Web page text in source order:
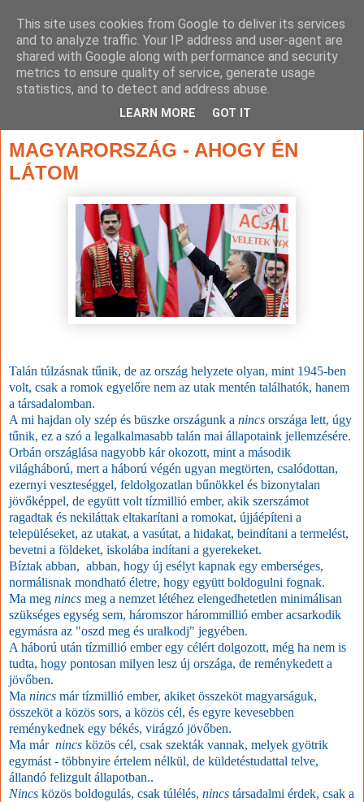
MAGYARORSZÁG - AHOGY ÉN
LÁTOM
Talán túlzásnak tűnik, de az ország helyzete olyan, mint 1945-ben
volt, csak a romok egyelőre nem az utak mentén találhatók, hanem
a társadalomban.
A mi hajdan oly szép és büszke országunk a nincs országa lett, úgy
tűnik, ez a szó a legalkalmasabb talán mai állapotaink jellemzésére.
Orbán országlása nagyobb kár okozott, mint a második
világháború, mert a háború végén ugyan megtörten, csalódottan,
ezernyi veszteséggel, feldolgozatlan bűnökkel és bizonytalan
jövőképpel, de együtt volt tízmillió ember, akik szerszámot
ragadtak és nekiláttak eltakarítani a romokat, újjáépíteni a
településeket, az utakat, a vasútat, a hidakat, beindítani a termelést,
bevetni a földeket, iskolába indítani a gyerekeket.
Bíztak abban, abban, hogy új esélyt kapnak egy emberséges,
normálisnak mondható életre, hogy együtt boldogulni fognak.
Ma meg nincs meg a nemzet létéhez elengedhetetlen minimálisan
szükséges egység sem, háromszor hárommillió ember acsarkodik
egymásra az "oszd meg és uralkodj" jegyében.
A háború után tízmillió ember egy célért dolgozott, még ha nem is
tudta, hogy pontosan milyen lesz új országa, de reménykedett a
jövőben.
Ma nincs már tízmillió ember, akiket összeköt magyarságuk,
összeköt a közös sors, a közös cél, és egyre kevesebben
reménykednek egy békés, virágzó jövőben.
Ma már nincs közös cél, csak szekták vannak, melyek gyötrik
egymást - többnyire értelem nélkül, de küldetéstudattal telve,
állandó felizgult állapotban..
Nincs közös boldogulás, csak túlélés, nincs társadalmi érdek, csak a
This site uses cookies from Google to deliver its services
and to analyze traffic. Your IP address and user-agent are
shared with Google along with performance and security
metrics to ensure quality of service, generate usage
statistics, and to detect and address abuse.
LEARN MORE GOT IT